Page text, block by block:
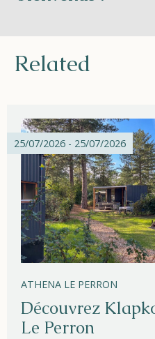
Related
25/07/2026 - 25/07/2026
ATHENA LE PERRON
Découvrez
Le Perron